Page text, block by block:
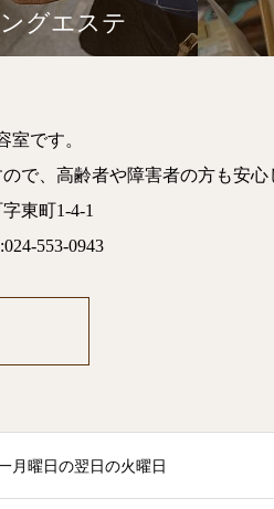
グエステ
室です。
で、高齢者や障害者の方も安心
東町1-4-1
553-0943
月曜日の翌日の火曜日